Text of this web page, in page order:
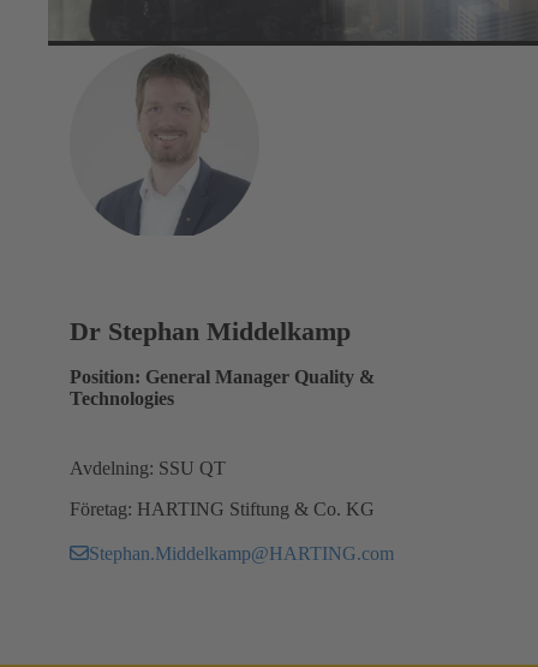
Dr Stephan Middelkamp
Position: General Manager Quality &
Technologies
Avdelning: SSU QT
Företag: HARTING Stiftung & Co. KG
Stephan.Middelkamp@HARTING.com